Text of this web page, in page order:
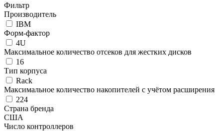
Фильтр
Производитель
IBM
Форм-фактор
4U
Максимальное количество отсеков для жестких дисков
16
Тип корпуса
Rack
Максимальное количество накопителей с учётом расширения
224
Страна бренда
США
Число контроллеров